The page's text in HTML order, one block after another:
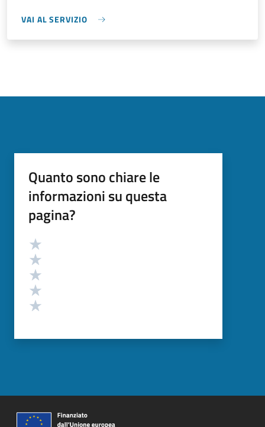
VAI AL SERVIZIO
Quanto sono chiare le
informazioni su questa
pagina?
Valutazione